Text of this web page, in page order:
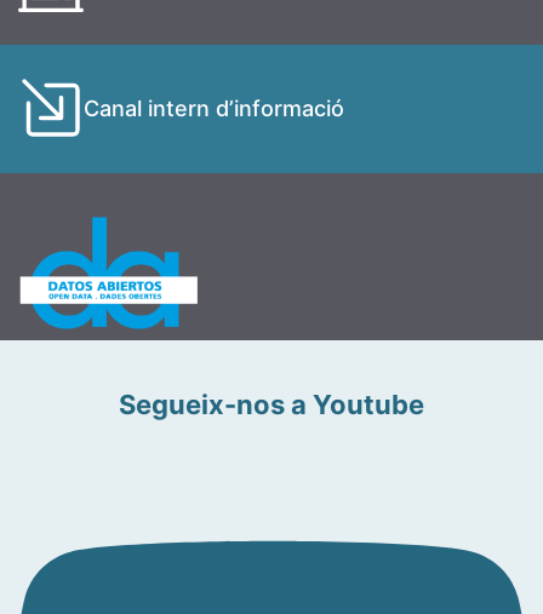
Canal intern d’informació
Segueix-nos a Youtube